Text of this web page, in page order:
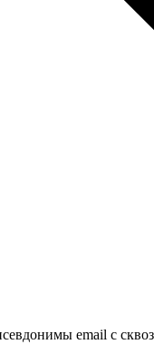
email с